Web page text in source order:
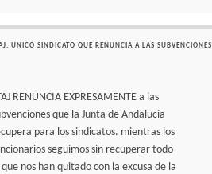
UNICO SINDICATO QUE RENUNCIA A LAS SUBVENCIONES
RENUNCIA EXPRESAMENTE a las
que la Junta de Andalucía
para los sindicatos. mientras los
seguimos sin recuperar todo
que nos han quitado con la excusa de la